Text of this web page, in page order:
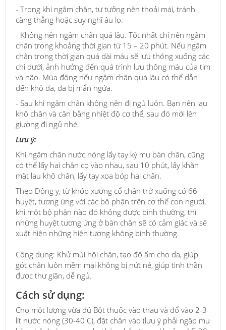
- Trong khi ngâm chân, tư tưởng nên thoải mái, tránh
căng thẳng hoặc suy nghĩ âu lo.
- Không nên ngâm chân quá lâu. Tốt nhất chỉ nên ngâm
chân trong khoảng thời gian từ 15 – 20 phút. Nếu ngâm
chân trong thời gian quá dài máu sẽ lưu thông xuống các
chi dưới, ảnh hưởng đến quá trình lưu thông máu của tim
và não. Mùa đông nếu ngâm chân quá lâu có thể dẫn
đến khô da, da bị mẩn ngứa.
- Sau khi ngâm chân không nên đi ngủ luôn. Bạn nên lau
khô chân và cân bằng nhiệt độ cơ thể, sau đó mới lên
giường đi ngủ nhé.
Lưu ý:
Khi ngâm chân nước nóng lấy tay kỳ mu bàn chân, cũng
có thể lấy hai chân cọ vào nhau, sau 10 phút, lấy khăn
mặt lau khô chân, lấy tay xoa bóp hai chân.
Theo Đông y, từ khớp xương cổ chân trở xuống có 66
huyệt, tương ứng với các bộ phận trên cơ thể con người,
khi một bộ phận nào đó không được bình thường, thì
những huyệt tương ứng ở bàn chân sẽ có cảm giác và sẽ
xuất hiện những hiện tượng không bình thường.
Công dụng: Khử mùi hôi chân, tạo độ ẩm cho da, giúp
gót chân luôn mềm mại không bị nứt nẻ, giúp tinh thần
được thư giãn, dễ ngủ.
Cách sử dụng:
Cho một lượng vừa đủ Bột thuốc vào thau và đổ vào 2-3
lít nước nóng (30-40 C), đặt chân vào (lưu ý phải ngập mu